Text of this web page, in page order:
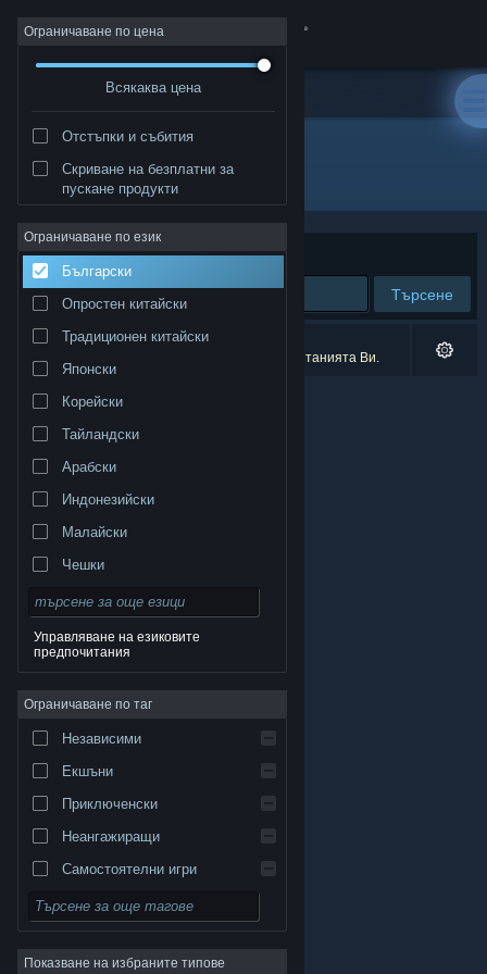
Вписване
Относно
Поддръжка
Смяна на езика
търговски марки принадлежат на съответните им
собственици в САЩ и други страни.
поверителност
Юридическа информация
Достъпност|Условия за ползване на Steam|
Ограничаване по цена
Всякаква цена
Отстъпки и събития
Скриване на безплатни за
пускане продукти
Ограничаване по език
Български
Опростен китайски
Традиционен китайски
Японски
Корейски
Тайландски
Арабски
Индонезийски
Малайски
Чешки
Датски
Английски
Испански — Испания
Управляване на езиковите
предпочитания
Ограничаване по таг
Независими
Екшъни
Приключенски
Неангажиращи
Самостоятелни игри
Симулации
Ролеви
Стратегии
Показване на избраните типове
Разработчик: Teelur Games
Сортиране по Съответстване
Търсене
0 резултата съответстват на търсенето Ви.
1 заглавие беше изключено спрямо предпочитанията Ви.